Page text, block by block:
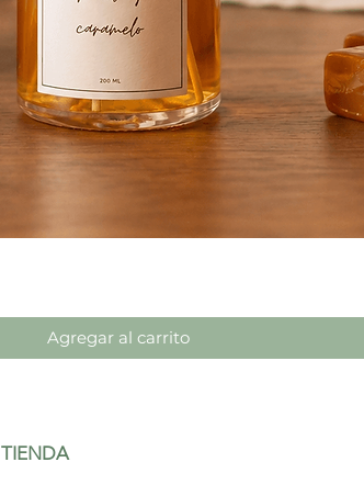
Agregar al carrito
TIENDA